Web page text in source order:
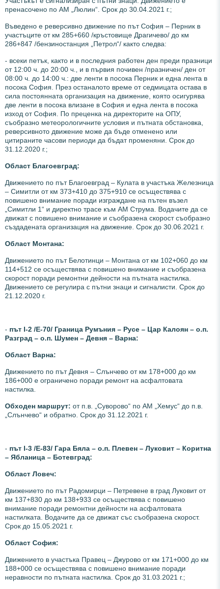
пренасочено по АМ „Люлин“. Срок до 30.04.2021 г.;
Въведено е реверсивно движение по път София – Перник в
участъците от км 285+660 /кръстовище Драгичево/ до км
286+847 /бензиностанция „Петрол“/ както следва:
- всеки петък, както и в последния работен ден преди празници
от 12:00 ч. до 20:00 ч., и в първия почивен /празничен/ ден от
08:00 ч. до 14:00 ч.: две ленти в посока Перник и една лента в
посока София. През останалото време от седмицата остава в
сила постоянната организация на движение, която осигурява
две ленти в посока влизане в София и една лента в посока
изход от София. По преценка на директорите на ОПУ,
съобразно метеорологичните условия и пътната обстановка,
реверсивното движение може да бъде отменено или
цитираните часови периоди да бъдат променяни. Срок до
31.12.2020 г.;
Област Благоевград:
Движението по път Благоевград – Кулата в участъка Железница
– Симитли от км 373+410 до 375+910 се осъществява с
повишено внимание поради изграждане на пътен възел
„Симитли 1“ и директно трасе към АМ Струма. Водачите да се
движат с повишено внимание и съобразена скорост съобразно
създадената организация на движение. Срок до 30.06.2021 г.
Област Монтана:
Движението по път Белотинци – Монтана от км 102+060 до км
114+512 се осъществява с повишено внимание и съобразена
скорост поради ремонтни дейности на пътната настилка.
Движението се регулира с пътни знаци и сигналисти. Срок до
21.12.2020 г.
- път І-2 /Е-70/ Граница Румъния – Русе – Цар Калоян – о.п.
Разград – о.п. Шумен – Девня – Варна:
Област Варна:
Движението по път Девня – Слънчево от км 178+000 до км
186+000 е ограничено поради ремонт на асфалтовата
настилка.
Обходен маршрут: от п.в. „Суворово“ по АМ „Хемус“ до п.в.
„Слънчево“ и обратно. Срок до 31.12.2021 г.
- път І-3 /Е-83/ Гара Бяла – о.п. Плевен – Луковит – Коритна
– Ябланица – Ботевград:
Област Ловеч:
Движението по път Радомирци – Петревене в град Луковит от
км 137+830 до км 138+933 се осъществява с повишено
внимание поради ремонтни дейности на асфалтовата
настилката. Водачите да се движат със съобразена скорост.
Срок до 15.05.2021 г.
Област София:
Движението в участъка Правец – Джурово от км 171+000 до км
188+000 се осъществява с повишено внимание поради
неравности по пътната настилка. Срок до 31.03.2021 г.;